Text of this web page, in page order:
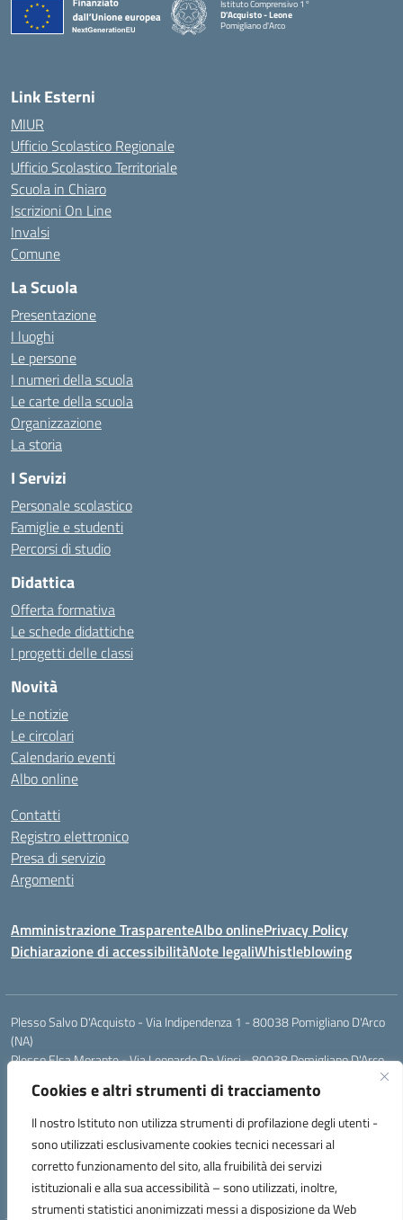
Cookies e altri strumenti di tracciamento
Il nostro Istituto non utilizza strumenti di profilazione degli utenti -
sono utilizzati esclusivamente cookies tecnici necessari al
corretto funzionamento del sito, alla fruibilità dei servizi
istituzionali e alla sua accessibilità – sono utilizzati, inoltre,
strumenti statistici anonimizzati messi a disposizione da Web
Istituto Comprensivo 1°
D'Acquisto - Leone
Pomigliano d'Arco
— Visita la pagina iniziale della scuola
Link Esterni
MIUR
Ufficio Scolastico Regionale
Ufficio Scolastico Territoriale
Scuola in Chiaro
Iscrizioni On Line
Invalsi
Comune
La Scuola
Presentazione
I luoghi
Le persone
I numeri della scuola
Le carte della scuola
Organizzazione
La storia
I Servizi
Personale scolastico
Famiglie e studenti
Percorsi di studio
Didattica
Offerta formativa
Le schede didattiche
I progetti delle classi
Novità
Le notizie
Le circolari
Calendario eventi
Albo online
Contatti
Registro elettronico
Presa di servizio
Argomenti
Amministrazione TrasparenteAlbo onlinePrivacy Policy
Dichiarazione di accessibilitàNote legaliWhistleblowing
Plesso Salvo D'Acquisto - Via Indipendenza 1 - 80038 Pomigliano D'Arco
(NA)
Plesso Elsa Morante - Via Leonardo Da Vinci - 80038 Pomigliano D'Arco
Plesso Leone - Via Pascoli - 80038 Pomigliano D'Arco (NA)
Tel.:0813177304 - Mail: naic8g1003@istruzione.it - Pec:
Codice Univoco ufficio: UIECQ7
codice Meccanografico: NAIC8G1003
Codice Fiscale: 93076670632